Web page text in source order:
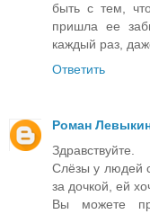
быть с тем,
пришла ее
каждый раз,
Ответить
Роман
Здравствуйте.
Слёзы у людей
за дочкой, ей
Вы можете